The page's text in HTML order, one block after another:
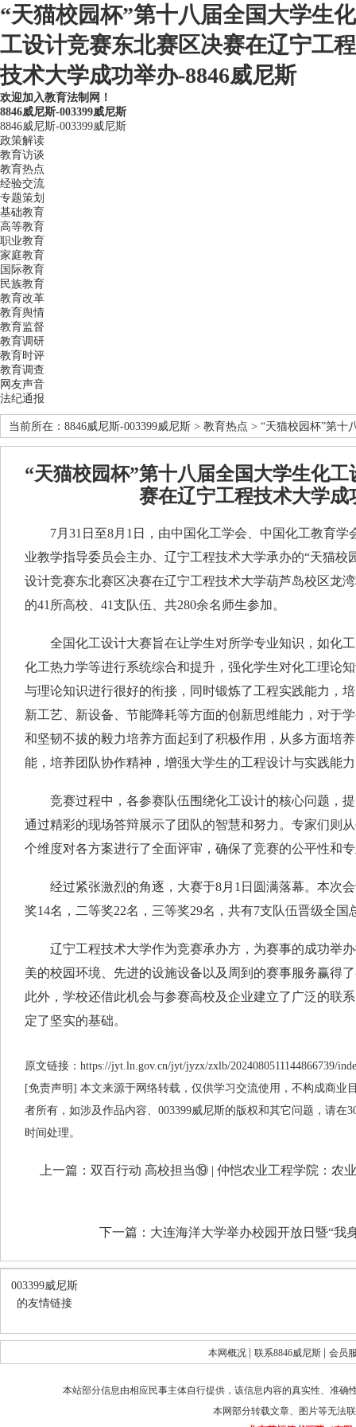
“天猫校园杯”第十八届全国大学生化
工设计竞赛东北赛区决赛在辽宁工程
技术大学成功举办-8846威尼斯
欢迎加入教育法制网！
8846威尼斯-003399威尼斯
8846威尼斯-003399威尼斯
政策解读
教育访谈
教育热点
经验交流
专题策划
基础教育
高等教育
职业教育
家庭教育
国际教育
民族教育
教育改革
教育舆情
教育监督
教育调研
教育时评
教育调查
网友声音
法纪通报
当前所在： 8846威尼斯-003399威尼斯 > 教育热点 > “天猫校园杯”第十
“天猫校园杯”第十八届全国大学生化
赛在辽宁工程技术大学成
7月31日至8月1日，由中国化工学会、中国化工教育学
业教学指导委员会主办、辽宁工程技术大学承办的“天猫校
设计竞赛东北赛区决赛在辽宁工程技术大学葫芦岛校区龙
的41所高校、41支队伍、共280余名师生参加。
全国化工设计大赛旨在让学生对所学专业知识，如化工
化工热力学等进行系统综合和提升，强化学生对化工理论
与理论知识进行很好的衔接，同时锻炼了工程实践能力，
新工艺、新设备、节能降耗等方面的创新思维能力，对于
和坚韧不拔的毅力培养方面起到了积极作用，从多方面培
能，培养团队协作精神，增强大学生的工程设计与实践能
竞赛过程中，各参赛队伍围绕化工设计的核心问题，提
通过精彩的现场答辩展示了团队的智慧和努力。专家们则
个维度对各方案进行了全面评审，确保了竞赛的公平性和
经过紧张激烈的角逐，大赛于8月1日圆满落幕。本次会
奖14名，二等奖22名，三等奖29名，共有7支队伍晋级全国
辽宁工程技术大学作为竞赛承办方，为赛事的成功举办
美的校园环境、先进的设施设备以及周到的赛事服务赢得
此外，学校还借此机会与参赛高校及企业建立了广泛的联
定了坚实的基础。
原文链接：https://jyt.ln.gov.cn/jyt/jyzx/zxlb/2024080511144866739/
[免责声明] 本文来源于网络转载，仅供学习交流使用，不构成商业
者所有，如涉及作品内容、003399威尼斯的版权和其它问题，请在
时间处理。
上一篇： 双百行动 高校担当⑲ | 仲恺农业工程学院：农
下一篇： 大连海洋大学举办校园开放日暨“我
003399威尼斯
的友情链接
本网概况 联系8846威尼斯 会员
本站部分信息由相应民事主体自行提供，该信息内容的真实性、准确
本网部分转载文章、图片等无法